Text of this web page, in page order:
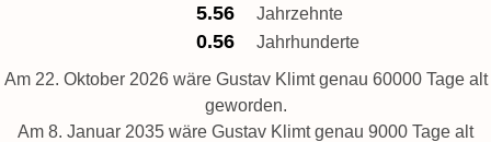
5.56 Jahrzehnte
0.56
Jahrhunderte
Am 22. Oktober 2026 wäre Gustav Klimt genau 60000 Tage alt
geworden.
Am 8. Januar 2035 wäre Gustav Klimt genau 9000 Tage alt